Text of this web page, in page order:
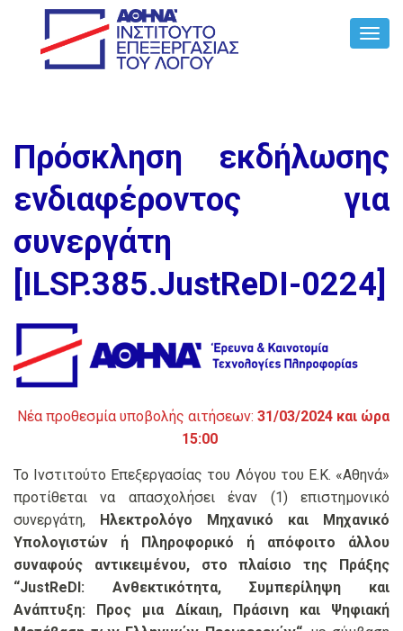
Πρόσκληση εκδήλωσης
ενδιαφέροντος για
συνεργάτη
[ILSP.385.JustReDI-0224]
Νέα προθεσμία υποβολής αιτήσεων: 31/03/2024 και ώρα
15:00
Το Ινστιτούτο Επεξεργασίας του Λόγου του Ε.Κ. «Αθηνά»
προτίθεται να απασχολήσει έναν (1) επιστημονικό
συνεργάτη, Ηλεκτρολόγο Μηχανικό και Μηχανικό
Υπολογιστών ή Πληροφορικό ή απόφοιτο άλλου
συναφούς αντικειμένου, στο πλαίσιο της Πράξης
“JustReDI: Ανθεκτικότητα, Συμπερίληψη και
Ανάπτυξη: Προς μια Δίκαιη, Πράσινη και Ψηφιακή